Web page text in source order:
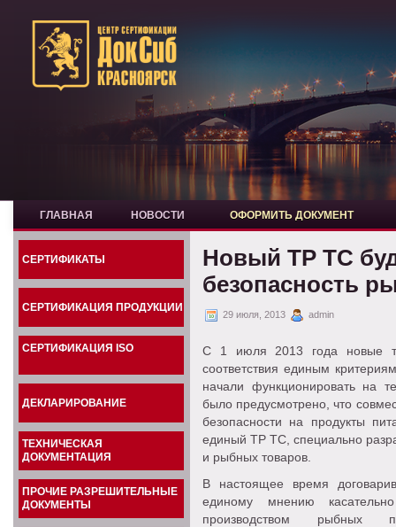
ГЛАВНАЯ НОВОСТИ ОФОРМИТЬ ДОКУМЕНТ
СЕРТИФИКАТЫ
СЕРТИФИКАЦИЯ ПРОДУКЦИИ
СЕРТИФИКАЦИЯ ISO
ДЕКЛАРИРОВАНИЕ
ТЕХНИЧЕСКАЯ
ДОКУМЕНТАЦИЯ
ПРОЧИЕ РАЗРЕШИТЕЛЬНЫЕ
ДОКУМЕНТЫ
Новый ТР ТС
безопасность
29 июля, 2013 admin
С 1 июля 2013 года новые
соответствия единым
начали функционировать на
было предусмотрено, что
безопасности на продукты
единый ТР ТС, специально
и рыбных товаров.
В настоящее время
единому мнению
производством рыбных